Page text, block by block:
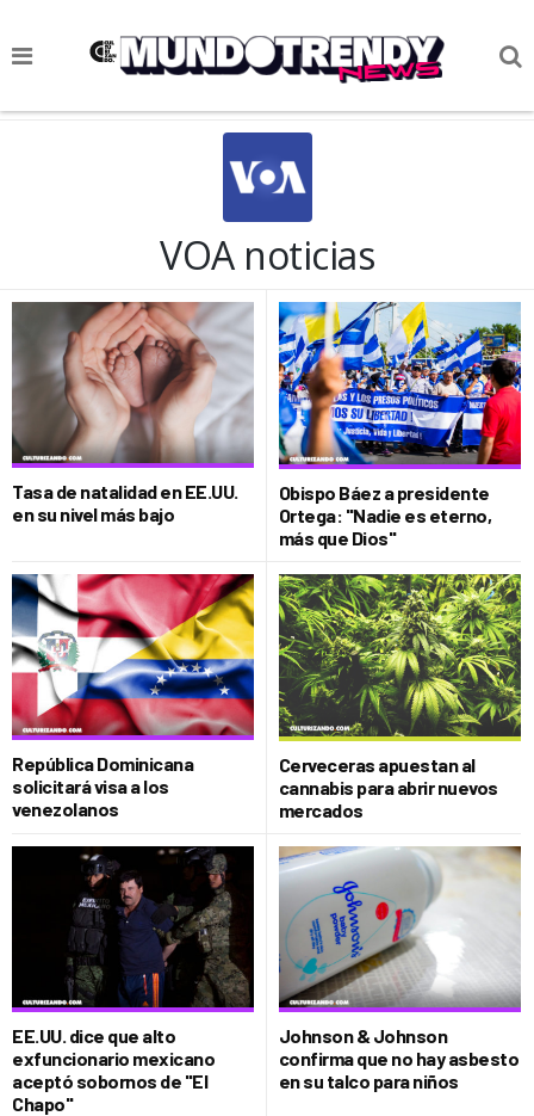
NOTICIAS
CIENCIA Y TECNOLOGÍA
SOCIEDAD
CULTURIZANDO.COM
VOA noticias
Tasa de natalidad en EE.UU.
en su nivel más bajo
Obispo Báez a presidente
Ortega: "Nadie es eterno,
más que Dios"
República Dominicana
solicitará visa a los
venezolanos
Cerveceras apuestan al
cannabis para abrir nuevos
mercados
EE.UU. dice que alto
exfuncionario mexicano
aceptó sobornos de "El
Chapo"
Johnson & Johnson
confirma que no hay asbesto
en su talco para niños